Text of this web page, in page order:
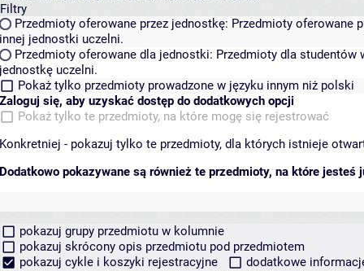
Filtry
Przedmioty oferowane przez jednostkę: Przedmioty oferowane
innej jednostki uczelni.
Przedmioty oferowane dla jednostki: Przedmioty dla studentów
jednostkę uczelni.
Pokaż tylko przedmioty prowadzone w języku innym niż polski
Zaloguj się, aby uzyskać dostęp do dodatkowych opcji
Pokaż tylko te przedmioty, na które mogę się rejestrować
Konkretniej - pokazuj tylko te przedmioty, dla których istnieje
Dodatkowo pokazywane są również te przedmioty, na które jesteś
pokazuj grupy przedmiotu w kolumnie
pokazuj skrócony opis przedmiotu pod przedmiotem
pokazuj cykle i koszyki rejestracyjne
dodatkowe